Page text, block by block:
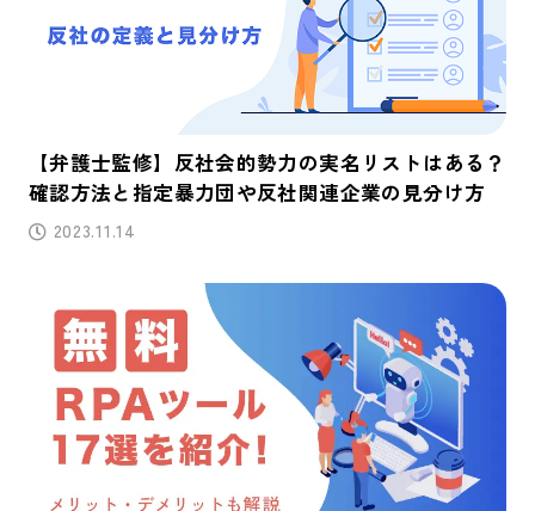
【弁護士監修】反社会的勢力の実名リストはある？
確認方法と指定暴力団や反社関連企業の見分け方
2023.11.14